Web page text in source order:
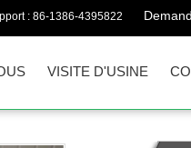
: 86-1386-4395822
VISITE D'USINE